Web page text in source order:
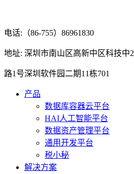
电话:（86-755）86961830
地址: 深圳市南山区高新中区科技中2
路1号深圳软件园二期11栋701
产品
数据库容器云平台
HAI人工智能平台
数据资产管理平台
通用开发平台
税小秘
解决方案